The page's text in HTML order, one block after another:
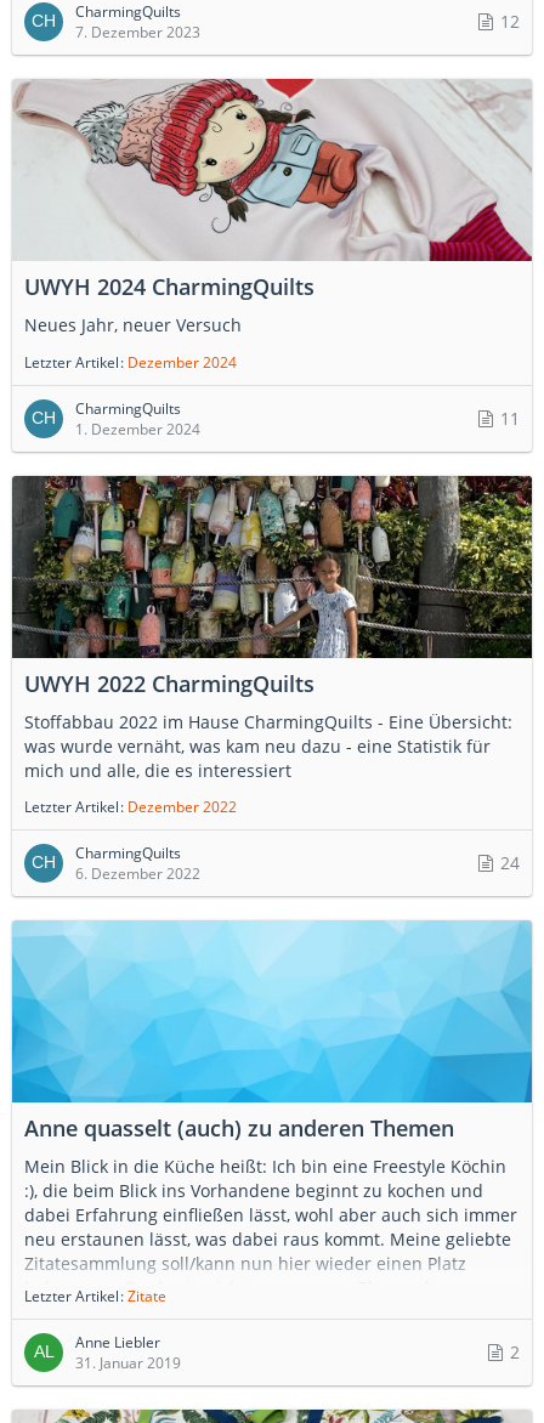
CharmingQuilts
7. Dezember 2023
12
UWYH 2024 CharmingQuilts
Neues Jahr, neuer Versuch
Letzter Artikel Dezember 2024
CharmingQuilts
1. Dezember 2024
11
UWYH 2022 CharmingQuilts
Stoffabbau 2022 im Hause CharmingQuilts - Eine Übersicht:
was wurde vernäht, was kam neu dazu - eine Statistik für
mich und alle, die es interessiert
Letzter Artikel Dezember 2022
CharmingQuilts
6. Dezember 2022
24
Anne quasselt (auch) zu anderen Themen
Mein Blick in die Küche heißt: Ich bin eine Freestyle Köchin
:), die beim Blick ins Vorhandene beginnt zu kochen und
dabei Erfahrung einfließen lässt, wohl aber auch sich immer
neu erstaunen lässt, was dabei raus kommt. Meine geliebte
Zitatesammlung soll/kann nun hier wieder einen Platz
bekommen. Da das ja nicht so ganz zum Thema der
Blog ab.
Letzter Artikel Zitate
Anne Liebler
31. Januar 2019
2